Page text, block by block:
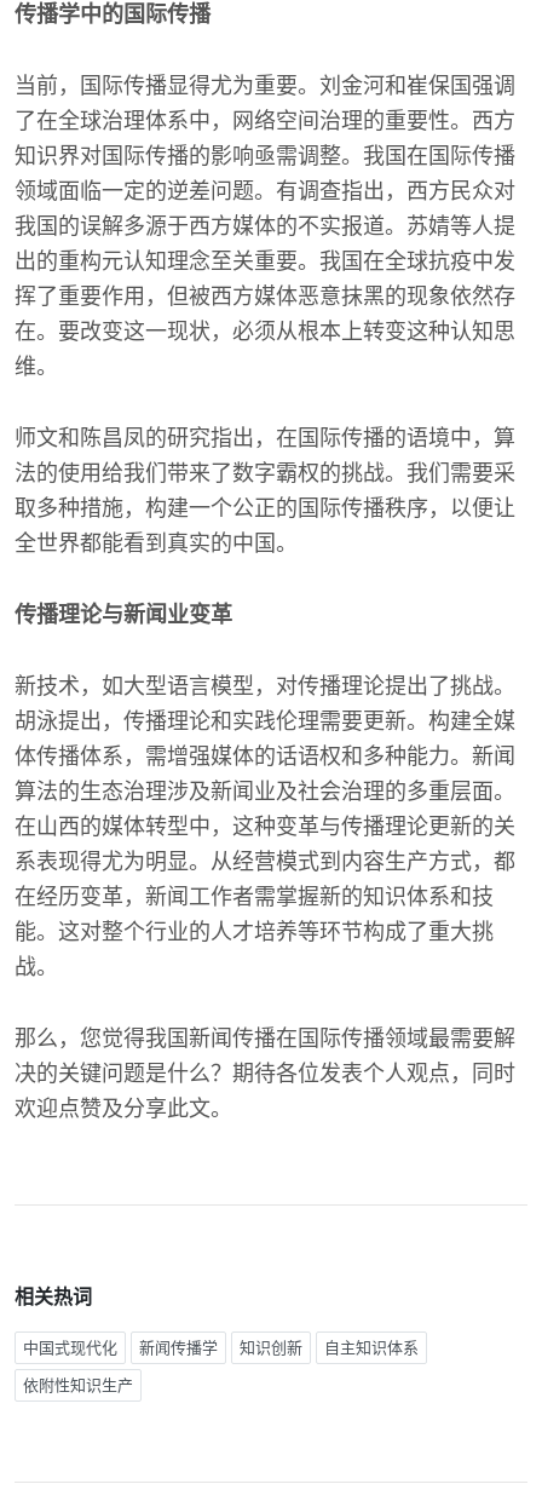
传播学中的国际传播
当前，国际传播显得尤为重要。刘金河和崔保国强调
了在全球治理体系中，网络空间治理的重要性。西方
知识界对国际传播的影响亟需调整。我国在国际传播
领域面临一定的逆差问题。有调查指出，西方民众对
我国的误解多源于西方媒体的不实报道。苏婧等人提
出的重构元认知理念至关重要。我国在全球抗疫中发
挥了重要作用，但被西方媒体恶意抹黑的现象依然存
在。要改变这一现状，必须从根本上转变这种认知思
维。
师文和陈昌凤的研究指出，在国际传播的语境中，算
法的使用给我们带来了数字霸权的挑战。我们需要采
取多种措施，构建一个公正的国际传播秩序，以便让
全世界都能看到真实的中国。
传播理论与新闻业变革
新技术，如大型语言模型，对传播理论提出了挑战。
胡泳提出，传播理论和实践伦理需要更新。构建全媒
体传播体系，需增强媒体的话语权和多种能力。新闻
算法的生态治理涉及新闻业及社会治理的多重层面。
在山西的媒体转型中，这种变革与传播理论更新的关
系表现得尤为明显。从经营模式到内容生产方式，都
在经历变革，新闻工作者需掌握新的知识体系和技
能。这对整个行业的人才培养等环节构成了重大挑
战。
那么，您觉得我国新闻传播在国际传播领域最需要解
决的关键问题是什么？期待各位发表个人观点，同时
欢迎点赞及分享此文。
相关热词
中国式现代化 新闻传播学 知识创新 自主知识体系
依附性知识生产